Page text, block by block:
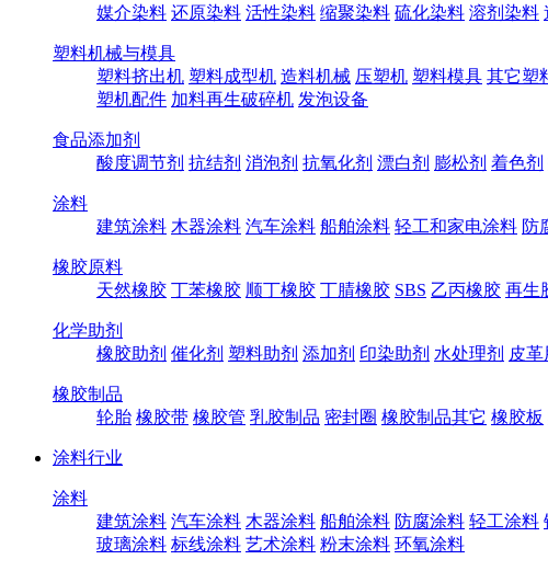
媒介染料 还原染料 活性染料 缩聚染料 硫化染料 溶剂染料
塑料机械与模具
塑料挤出机 塑料成型机 造料机械 压塑机 塑料模具 其它塑
塑机配件 加料再生破碎机 发泡设备
食品添加剂
酸度调节剂 抗结剂 消泡剂 抗氧化剂 漂白剂 膨松剂 着色剂
涂料
建筑涂料 木器涂料 汽车涂料 船舶涂料 轻工和家电涂料 防
橡胶原料
天然橡胶 丁苯橡胶 顺丁橡胶 丁腈橡胶 SBS 乙丙橡胶 再生
化学助剂
橡胶助剂 催化剂 塑料助剂 添加剂 印染助剂 水处理剂 皮革
橡胶制品
轮胎 橡胶带 橡胶管 乳胶制品 密封圈 橡胶制品其它 橡胶板
涂料行业
涂料
建筑涂料 汽车涂料 木器涂料 船舶涂料 防腐涂料 轻工涂料
玻璃涂料 标线涂料 艺术涂料 粉末涂料 环氧涂料